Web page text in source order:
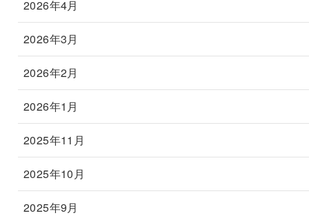
2026年4月
2026年3月
2026年2月
2026年1月
2025年11月
2025年10月
2025年9月